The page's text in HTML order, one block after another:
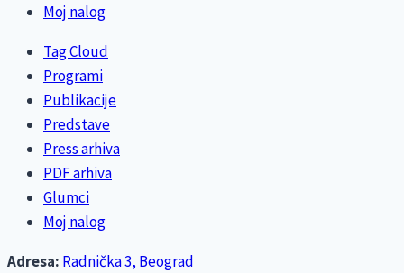
Moj nalog
Tag Cloud
Programi
Publikacije
Predstave
Press arhiva
PDF arhiva
Glumci
Moj nalog
Adresa: Radnička 3, Beograd